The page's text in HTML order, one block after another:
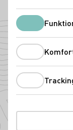
Zur Website